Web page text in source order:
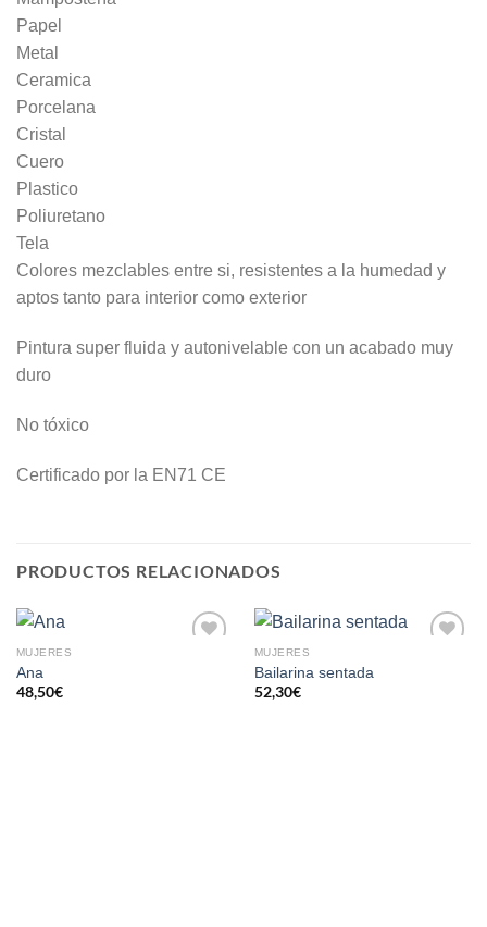
Papel
Metal
Ceramica
Porcelana
Cristal
Cuero
Plastico
Poliuretano
Tela
Colores mezclables entre si, resistentes a la humedad y
aptos tanto para interior como exterior
Pintura super fluida y autonivelable con un acabado muy
duro
No tóxico
Certificado por la EN71 CE
PRODUCTOS RELACIONADOS
MUJERES
Ana
48,50€
MUJERES
Bailarina sentada
52,30€